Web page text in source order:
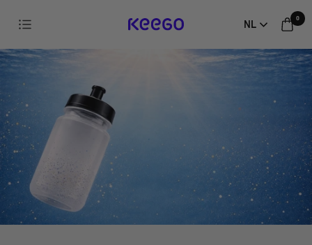
inhoud
Navigatie KEEGO NL
0